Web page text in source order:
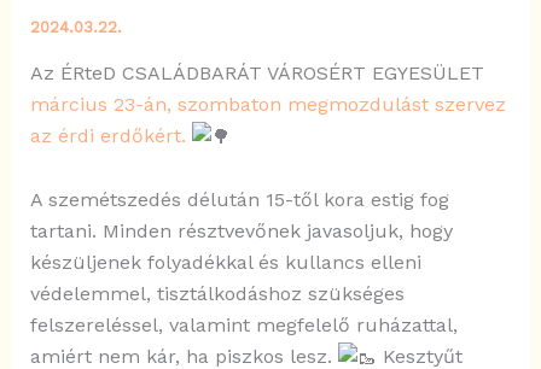
2024.03.22.
Az ÉRteD CSALÁDBARÁT VÁROSÉRT EGYESÜLET
március 23-án, szombaton megmozdulást szervez
az érdi erdőkért.
A szemétszedés délután 15-től kora estig fog
tartani. Minden résztvevőnek javasoljuk, hogy
készüljenek folyadékkal és kullancs elleni
védelemmel, tisztálkodáshoz szükséges
felszereléssel, valamint megfelelő ruházattal,
amiért nem kár, ha piszkos lesz.
Kesztyűt